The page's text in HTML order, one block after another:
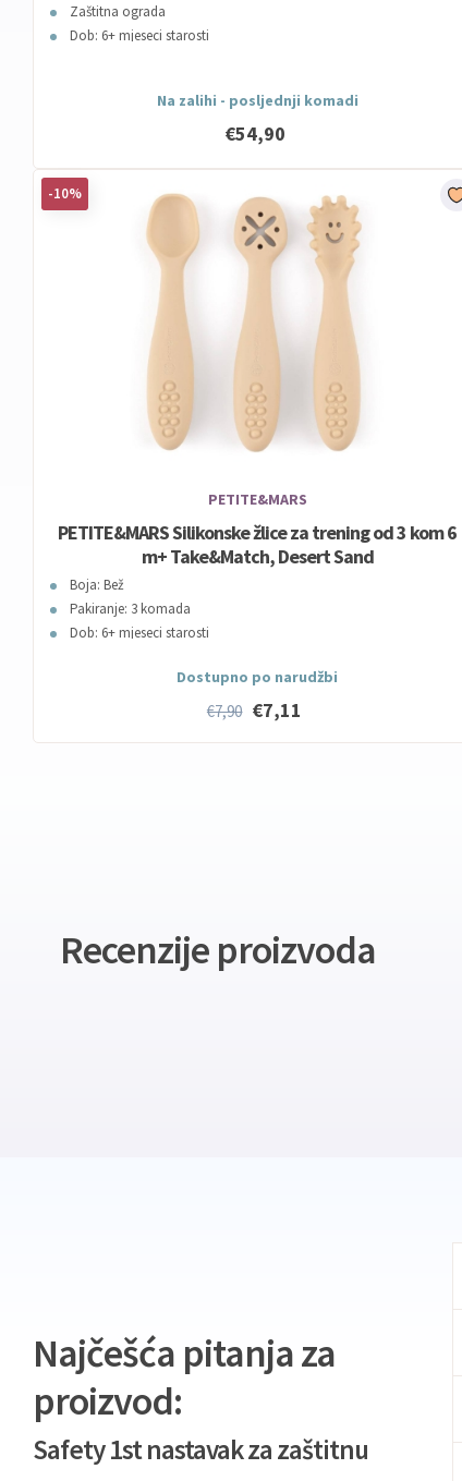
Zaštitna ograda
Dob: 6+ mjeseci starosti
Na zalihi - posljednji komadi
€54,90
-10%
PETITE&MARS
PETITE&MARS Silikonske žlice za trening od 3 kom 6
m+ Take&Match, Desert Sand
Boja: Bež
Pakiranje: 3 komada
Dob: 6+ mjeseci starosti
Dostupno po narudžbi
€7,90 €7,11
Recenzije proizvoda
Najčešća pitanja za
proizvod:
Safety 1st nastavak za zaštitnu